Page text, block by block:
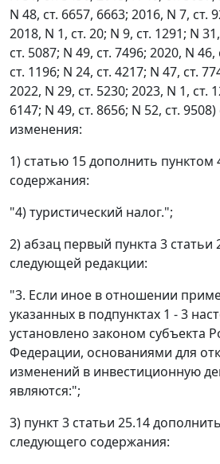
N 48, ст. 6657, 6663; 2016, N 7, ст.
2018, N 1, ст. 20; N 9, ст. 1291; N
ст. 5087; N 49, ст. 7496; 2020, N
ст. 1196; N 24, ст. 4217; N 47, ст.
2022, N 29, ст. 5230; 2023, N 1, ст.
6147; N 49, ст. 8656; N 52, ст.
изменения:
1) статью 15 дополнить пунктом
содержания:
"4) туристический налог.";
2) абзац первый пункта 3 статьи
следующей редакции:
"3. Если иное в отношении
указанных в подпунктах 1 - 3
установлено законом субъекта
Федерации, основаниями для
изменений в инвестиционную
являются:";
3) пункт 3 статьи 25.14
следующего содержания: